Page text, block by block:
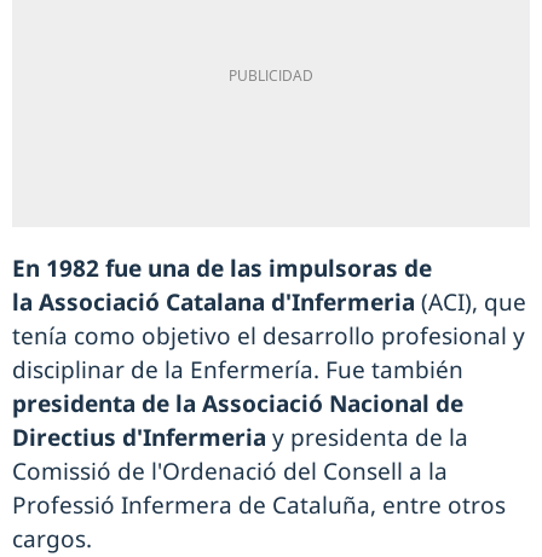
En 1982 fue una de las impulsoras de
la Associació Catalana d'Infermeria (ACI), que
tenía como objetivo el desarrollo profesional y
disciplinar de la Enfermería. Fue también
presidenta de la Associació Nacional de
Directius d'Infermeria y presidenta de la
Comissió de l'Ordenació del Consell a la
Professió Infermera de Cataluña, entre otros
cargos.